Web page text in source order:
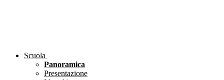
Scuola
Panoramica
Presentazione